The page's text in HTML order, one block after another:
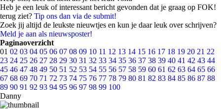
Heb je een leuk of interessant bericht gevonden dat je graag op FOK!
terug ziet? Tip ons dan via de submit!
Zoek jij altijd de leukste nieuwtjes en kun je daar leuk over schrijven?
Meld je aan als nieuwsposter!
Paginaoverzicht
01 02 03 04 05 06 07 08 09 10 11 12 13 14 15 16 17 18 19 20 21 22
23 24 25 26 27 28 29 30 31 32 33 34 35 36 37 38 39 40 41 42 43 44
45 46 47 48 49 50 51 52 53 54 55 56 57 58 59 60 61 62 63 64 65 66
67 68 69 70 71 72 73 74 75 76 77 78 79 80 81 82 83 84 85 86 87 88
89 90 91 92 93 94 95 96 97 98 99 100
Danny